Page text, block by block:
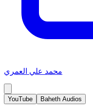
محمد علي العمري
YouTube Baheth Audios